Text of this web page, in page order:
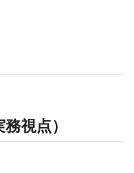
視点）